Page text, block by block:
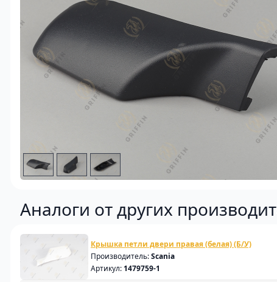
Аналоги от других
Крышка петли двери правая (белая) (Б/У)
Производитель:Scania
Артикул: 1479759-1